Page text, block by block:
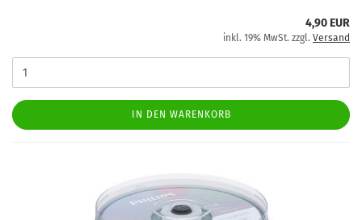
4,90 EUR
inkl. 19% MwSt. zzgl. Versand
IN DEN WARENKORB